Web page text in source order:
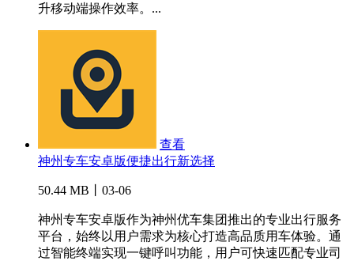
升移动端操作效率。...
查看
神州专车安卓版便捷出行新选择
50.44 MB丨03-06
神州专车安卓版作为神州优车集团推出的专业出行服务
平台，始终以用户需求为核心打造高品质用车体验。通
过智能终端实现一键呼叫功能，用户可快速匹配专业司